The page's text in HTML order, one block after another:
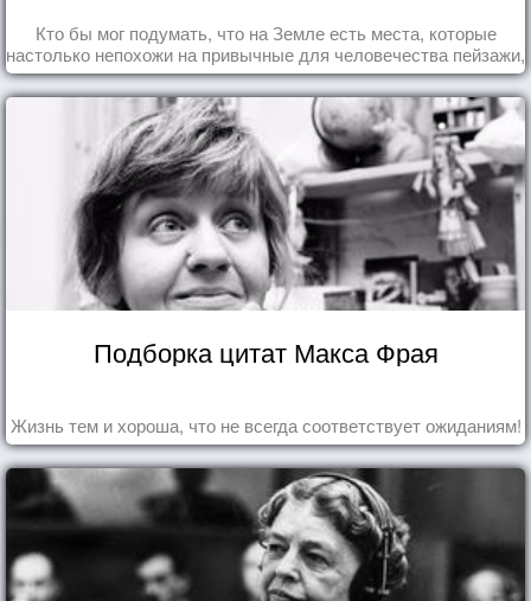
Кто бы мог подумать, что на Земле есть места, которые
настолько непохожи на привычные для человечества пейзажи,
что кажутся и вовсе инопланетными!
Подборка цитат Макса Фрая
Жизнь тем и хороша, что не всегда соответствует ожиданиям!